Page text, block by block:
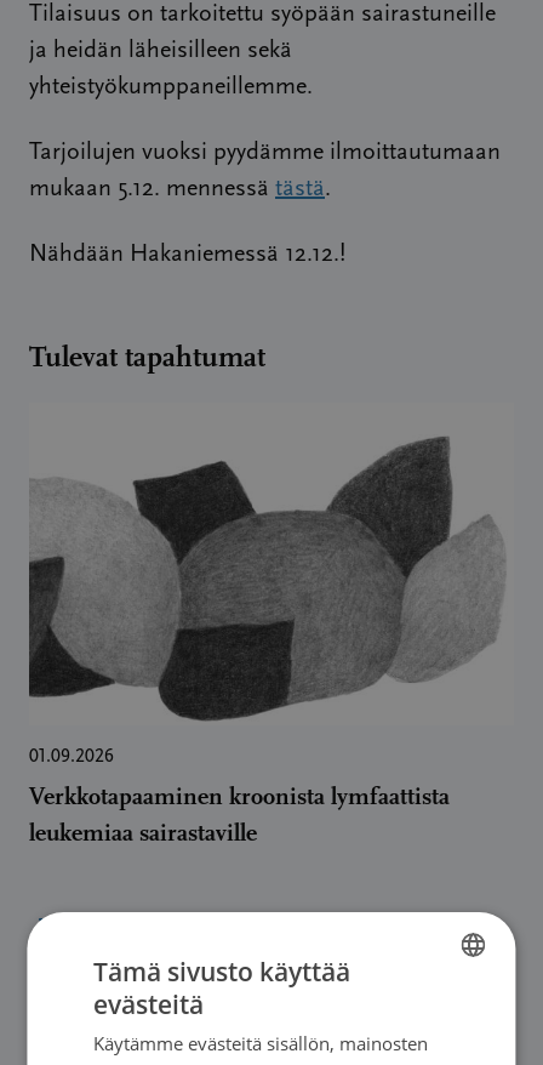
Tilaisuus on tarkoitettu syöpään sairastuneille
ja heidän läheisilleen sekä
yhteistyökumppaneillemme.
Tarjoilujen vuoksi pyydämme ilmoittautumaan
mukaan 5.12. mennessä tästä.
Nähdään Hakaniemessä 12.12.!
Tulevat tapahtumat
01.09.2026
Verkkotapaaminen kroonista lymfaattista
leukemiaa sairastaville
→
SWEDISH
Tämä sivusto käyttää
evästeitä
Käytämme evästeitä sisällön, mainosten